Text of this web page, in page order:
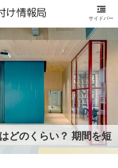
どのくらい？ 期間を短